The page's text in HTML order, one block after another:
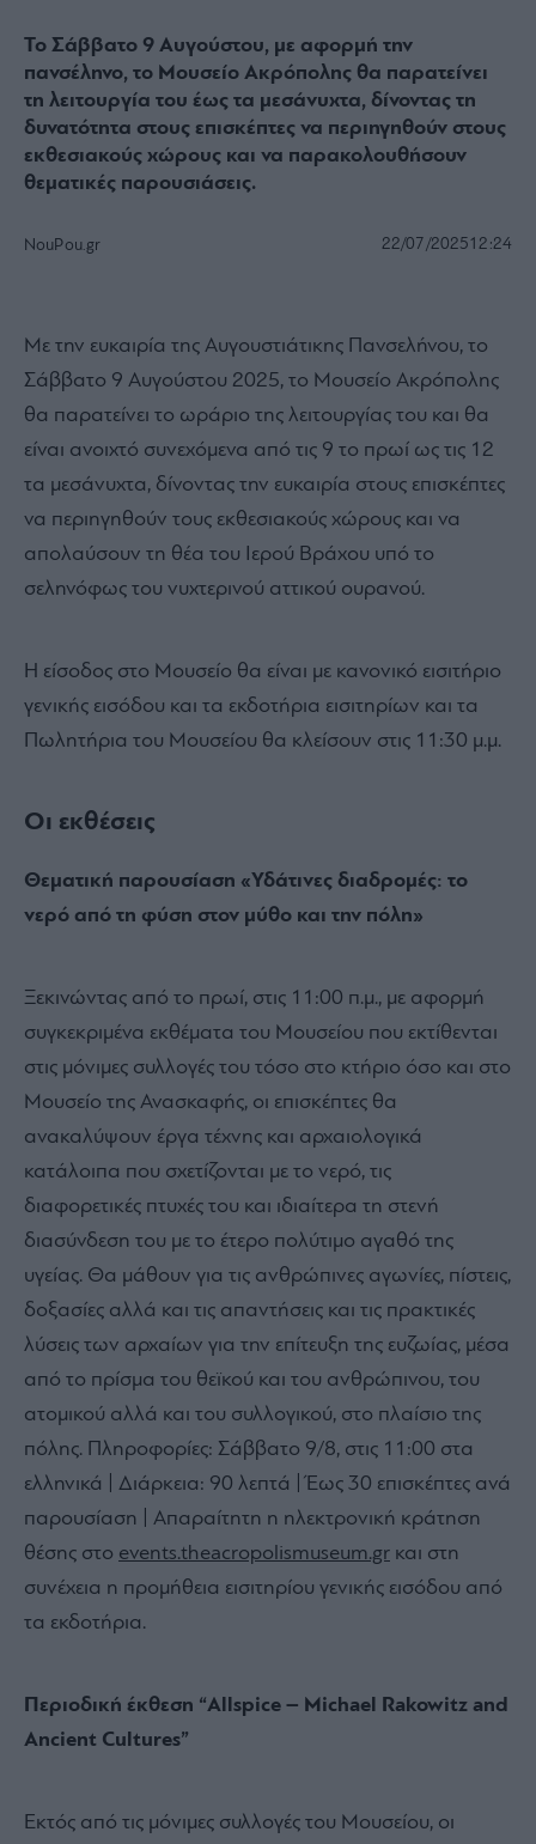
Το Σάββατο 9 Αυγούστου, με αφορμή την
πανσέληνο, το Μουσείο Ακρόπολης θα παρατείνει
τη λειτουργία του έως τα μεσάνυχτα, δίνοντας τη
δυνατότητα στους επισκέπτες να περιηγηθούν στους
εκθεσιακούς χώρους και να παρακολουθήσουν
θεματικές παρουσιάσεις.
NouPou.gr 22/07/202512:24
Με την ευκαιρία της Αυγουστιάτικης Πανσελήνου, το
Σάββατο 9 Αυγούστου 2025, το Μουσείο Ακρόπολης
θα παρατείνει το ωράριο της λειτουργίας του και θα
είναι ανοιχτό συνεχόμενα από τις 9 το πρωί ως τις 12
τα μεσάνυχτα, δίνοντας την ευκαιρία στους επισκέπτες
να περιηγηθούν τους εκθεσιακούς χώρους και να
απολαύσουν τη θέα του Ιερού Βράχου υπό το
σεληνόφως του νυχτερινού αττικού ουρανού.
Η είσοδος στο Μουσείο θα είναι με κανονικό εισιτήριο
γενικής εισόδου και τα εκδοτήρια εισιτηρίων και τα
Πωλητήρια του Μουσείου θα κλείσουν στις 11:30 μ.μ.
Οι εκθέσεις
Θεματική παρουσίαση «Υδάτινες διαδρομές: το
νερό από τη φύση στον μύθο και την πόλη»
Ξεκινώντας από το πρωί, στις 11:00 π.μ., με αφορμή
συγκεκριμένα εκθέματα του Μουσείου που εκτίθενται
στις μόνιμες συλλογές του τόσο στο κτήριο όσο και στο
Μουσείο της Ανασκαφής, οι επισκέπτες θα
ανακαλύψουν έργα τέχνης και αρχαιολογικά
κατάλοιπα που σχετίζονται με το νερό, τις
διαφορετικές πτυχές του και ιδιαίτερα τη στενή
διασύνδεση του με το έτερο πολύτιμο αγαθό της
υγείας. Θα μάθουν για τις ανθρώπινες αγωνίες, πίστεις,
δοξασίες αλλά και τις απαντήσεις και τις πρακτικές
λύσεις των αρχαίων για την επίτευξη της ευζωίας, μέσα
από το πρίσμα του θεϊκού και του ανθρώπινου, του
ατομικού αλλά και του συλλογικού, στο πλαίσιο της
πόλης. Πληροφορίες: Σάββατο 9/8, στις 11:00 στα
ελληνικά | Διάρκεια: 90 λεπτά | Έως 30 επισκέπτες ανά
παρουσίαση | Απαραίτητη η ηλεκτρονική κράτηση
θέσης στο events.theacropolismuseum.gr και στη
συνέχεια η προμήθεια εισιτηρίου γενικής εισόδου από
τα εκδοτήρια.
Περιοδική έκθεση “Allspice – Michael Rakowitz and
Ancient Cultures”
Εκτός από τις μόνιμες συλλογές του Μουσείου, οι